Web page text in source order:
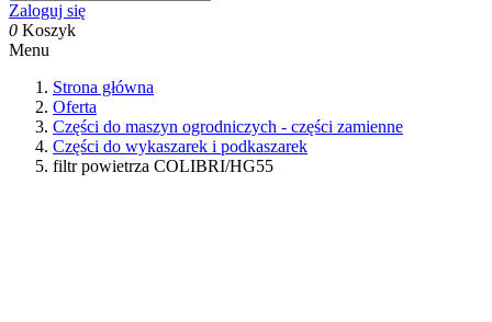
Zaloguj się
0 Koszyk
Menu
Strona główna
Oferta
Części do maszyn ogrodniczych - części zamienne
Części do wykaszarek i podkaszarek
filtr powietrza COLIBRI/HG55